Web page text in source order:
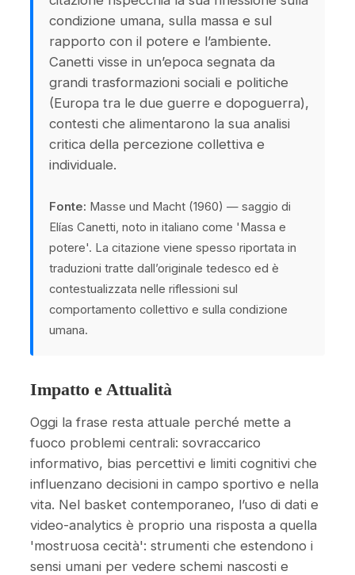
condizione umana, sulla massa e sul
rapporto con il potere e l’ambiente.
Canetti visse in un’epoca segnata da
grandi trasformazioni sociali e politiche
(Europa tra le due guerre e dopoguerra),
contesti che alimentarono la sua analisi
critica della percezione collettiva e
individuale.
Fonte: Masse und Macht (1960) — saggio di
Elías Canetti, noto in italiano come 'Massa e
potere'. La citazione viene spesso riportata in
traduzioni tratte dall’originale tedesco ed è
contestualizzata nelle riflessioni sul
comportamento collettivo e sulla condizione
umana.
Impatto e Attualità
Oggi la frase resta attuale perché mette a
fuoco problemi centrali: sovraccarico
informativo, bias percettivi e limiti cognitivi che
influenzano decisioni in campo sportivo e nella
vita. Nel basket contemporaneo, l’uso di dati e
video-analytics è proprio una risposta a quella
'mostruosa cecità': strumenti che estendono i
sensi umani per vedere schemi nascosti e